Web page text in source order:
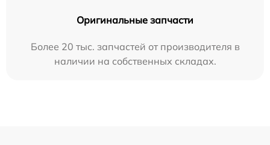
Оригинальные запчасти
Более 20 тыс. запчастей от производителя в
наличии на собственных складах.